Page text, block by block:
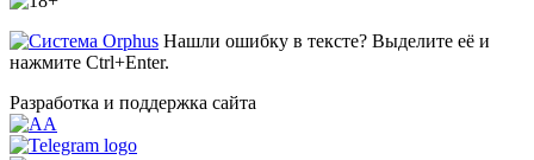
Нашли ошибку в тексте? Выделите её и
нажмите Ctrl+Enter.
Разработка и поддержка сайта